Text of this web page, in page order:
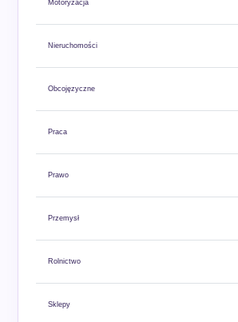
Motoryzacja
Nieruchomości
Obcojęzyczne
Praca
Prawo
Przemysł
Rolnictwo
Sklepy